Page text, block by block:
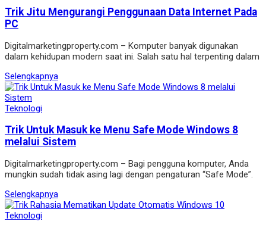
Trik Jitu Mengurangi Penggunaan Data Internet Pada
PC
Digitalmarketingproperty.com – Komputer banyak digunakan
dalam kehidupan modern saat ini. Salah satu hal terpenting dalam
Selengkapnya
Teknologi
Trik Untuk Masuk ke Menu Safe Mode Windows 8
melalui Sistem
Digitalmarketingproperty.com – Bagi pengguna komputer, Anda
mungkin sudah tidak asing lagi dengan pengaturan “Safe Mode”.
Selengkapnya
Teknologi